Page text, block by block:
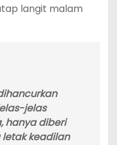
langit malam
jelas
hanya diberi
keadilan